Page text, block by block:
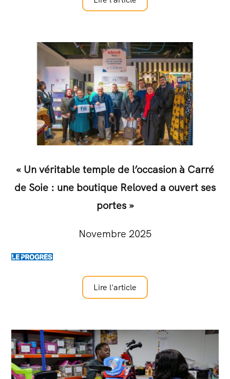
« Un véritable temple de l’occasion à Carré
de Soie : une boutique Reloved a ouvert ses
portes »
Novembre 2025
Lire l'article